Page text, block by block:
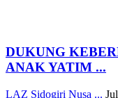
DUKUNG
ANAK YATIM ...
LAZ Sidogiri Nusa ...